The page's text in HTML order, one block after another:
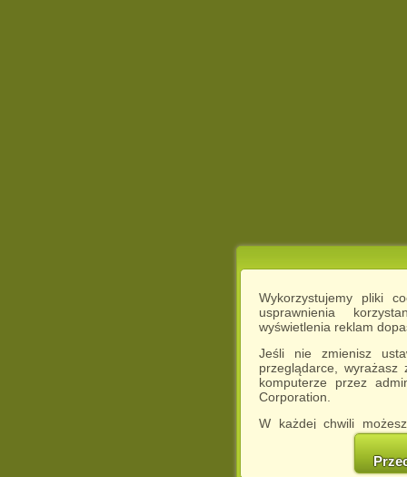
Wykorzystujemy pliki
usprawnienia
wyświetlenia reklam
Jeśli nie zmienisz
przeglądarce,
komputerze przez
Corporation.
W każdej chwili
cookies w swojej
w naszej
http://chomikuj.pl/